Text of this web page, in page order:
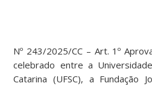
Nº 243/2025/CC – Art. 1º
celebrado entre a
Catarina (UFSC), a Fundação